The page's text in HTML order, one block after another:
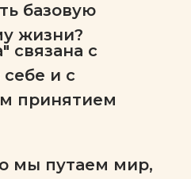
базовую
жизни?
связана с
себе и с
принятием
мы путаем мир,